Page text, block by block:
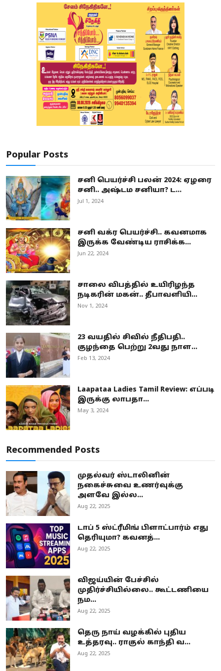
Popular Posts
சனி பெயர்ச்சி பலன் 2024: ஏழரை
சனி.. அஷ்டம சனியா? ட...
Jul 1, 2024
சனி வக்ர பெயர்ச்சி.. கவனமாக
இருக்க வேண்டிய ராசிக்க...
Jun 22, 2024
சாலை விபத்தில் உயிரிழந்த
நடிகரின் மகன்.. தீபாவளியி...
Nov 1, 2024
23 வயதில் சிவில் நீதிபதி..
குழந்தை பெற்று 2வது நாள...
Feb 13, 2024
Laapataa Ladies Tamil Review: எப்படி
இருக்கு லாபதா...
May 3, 2024
Recommended Posts
முதல்வர் ஸ்டாலினின்
நகைச்சுவை உணர்வுக்கு
அளவே இல்ல...
Aug 22, 2025
டாப் 5 ஸ்ட்ரீமிங் பிளாட்பார்ம் எது
தெரியுமா? கவனத்...
Aug 22, 2025
விஜய்யின் பேச்சில்
முதிர்ச்சியில்லை.. கூட்டணியை
நம...
Aug 22, 2025
தெரு நாய் வழக்கில் புதிய
உத்தரவு.. ராகுல் காந்தி வ...
Aug 22, 2025